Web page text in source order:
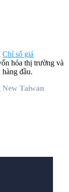
Chỉ số giá
hóa thị trường và
đầu.
Taiwan